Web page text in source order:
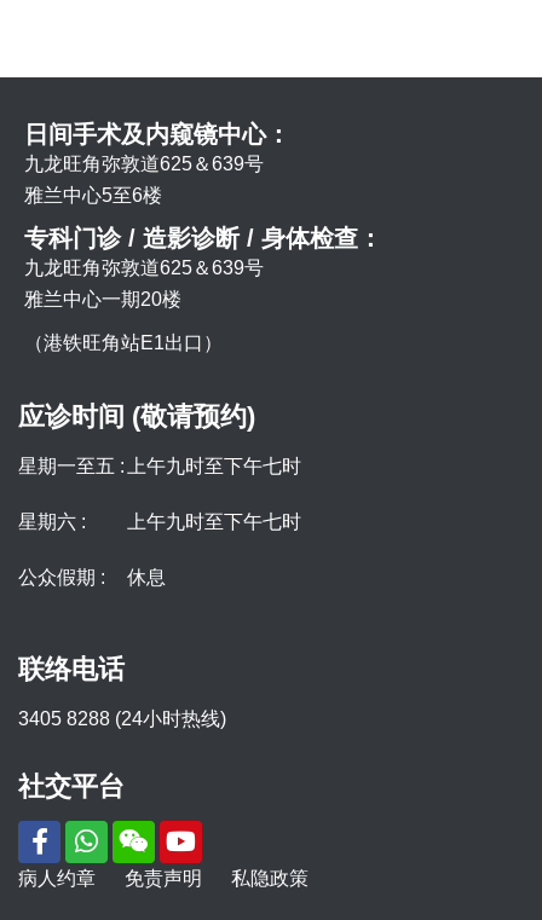
日间手术及内窥镜中心：
九龙旺角弥敦道625＆639号
雅兰中心5至6楼
专科门诊 / 造影诊断 / 身体检查：
九龙旺角弥敦道625＆639号
雅兰中心一期20楼
（港铁旺角站E1出口）
应诊时间 (敬请预约)
星期一至五 : 上午九时至下午七时
星期六 : 上午九时至下午七时
公众假期 : 休息
联络电话
3405 8288 (24小时热线)
社交平台
病人约章 免责声明 私隐政策